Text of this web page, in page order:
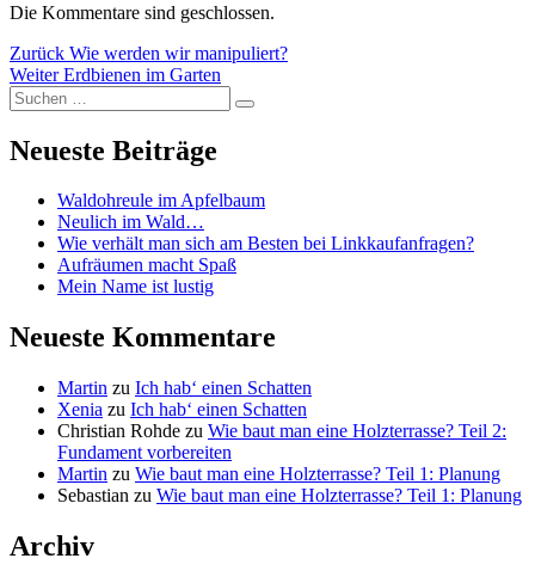
Die Kommentare sind geschlossen.
Beitragsnavigation
Zurück Vorheriger
Beitrag:
Wie werden wir manipuliert?
Weiter Nächster
Beitrag:
Erdbienen im Garten
Suchen
nach:
Suchen
Neueste Beiträge
Waldohreule im Apfelbaum
Neulich im Wald…
Wie verhält man sich am Besten bei Linkkaufanfragen?
Aufräumen macht Spaß
Mein Name ist lustig
Neueste Kommentare
Martin zu Ich hab‘ einen Schatten
Xenia zu Ich hab‘ einen Schatten
Christian Rohde zu Wie baut man eine Holzterrasse? Teil 2:
Fundament vorbereiten
Martin zu Wie baut man eine Holzterrasse? Teil 1: Planung
Sebastian zu Wie baut man eine Holzterrasse? Teil 1: Planung
Archiv